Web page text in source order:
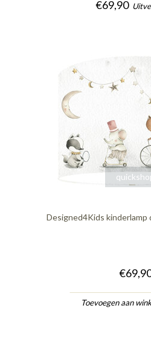
€69,90
Designed4Kids kinderlamp
Toevoegen aan